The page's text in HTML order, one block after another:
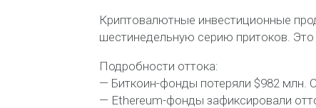
Криптовалютные инвестиционные
шестинедельную серию притоков. Это
Подробности оттока:
— Биткоин-фонды потеряли $982 млн.
— Ethereum-фонды зафиксировали